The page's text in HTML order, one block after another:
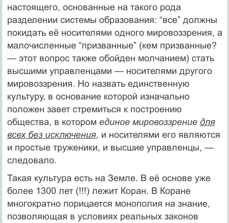
настоящего, основанные на такого рода
разделении системы образования: “все” должны
покидать её носителями одного мировоззрения, а
малочисленные “призванные” (кем призванные?
— этот вопрос также обойден молчанием) стать
высшими управленцами — носителями другого
мировоззрения. Но назвать единственную
культуру, в основание которой изначально
положен завет стремиться к построению
общества, в котором единое мировоззрение для
всех без исключения, и носителями его являются
и простые труженики, и высшие управленцы, —
следовало.
Такая культура есть на Земле. В её основе уже
более 1300 лет (!!!) лежит Коран. В Коране
многократно порицается монополия на знание,
позволяющая в условиях реальных законов